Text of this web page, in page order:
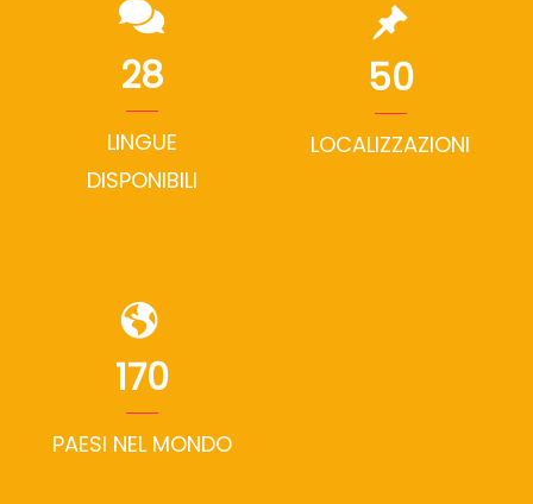
28
LINGUE
DISPONIBILI
50
LOCALIZZAZIONI
170
PAESI NEL MONDO